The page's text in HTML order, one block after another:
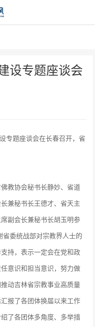
设专题座谈会
专题座谈会在长春召开，省
教协会秘书长静妙、省道
兼秘书长王德才、省天主
副会长兼秘书长胡玉明参
委统战部对宗教界人士的
持，表示一定会在党和政
意识和担当意识，努力做
动吉林省宗教事业高质量
报了各团体换届以来工作
了各团体多角度、多举措